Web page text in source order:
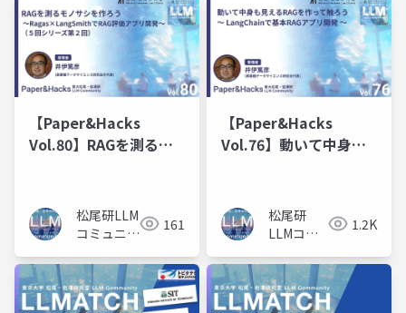
【Paper&Hacks
Vol.80】RAGを測るモ
でRAG評価アプリ開発
〜
松尾研LLM
コミュニテ
161
【Paper&Hacks
Vol.76】動いて中身も
基本RAGアプリ開発 〜
松尾研
LLMコミ
1.2K